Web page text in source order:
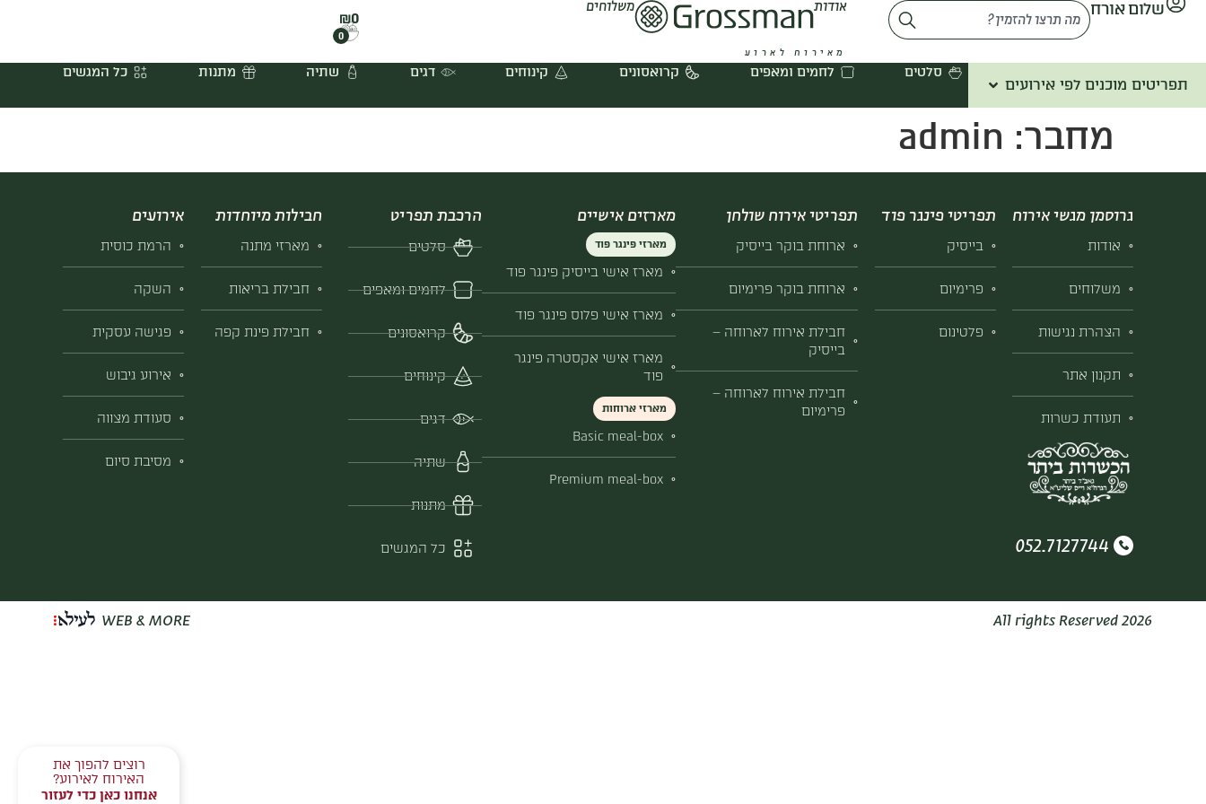
לתוכן שלום אורח אודות משלוחים
מאירוח לארוע
₪0
0
תפריטים מוכנים לפי אירועים
סלטים לחמים ומאפים קרואסונים קינוחים דגים שתיה מתנות כל המגשים
מחבר: admin
גרוסמן מגשי אירוח
אודות
משלוחים
הצהרת נגישות
תקנון אתר
תעודת כשרות
052.7127744
תפריטי פינגר פוד
בייסיק
פרימיום
פלטינום
תפריטי אירוח שולחן
ארוחת בוקר בייסיק
ארוחת בוקר פרימיום
חבילת אירוח לארוחה –
בייסיק
חבילת אירוח לארוחה –
פרימיום
מארזים אישיים
מארזי פינגר פוד
מארז אישי בייסיק פינגר פוד
מארז אישי פלוס פינגר פוד
מארז אישי אקסטרה פינגר
פוד
מארזי ארוחות
Basic meal-box
Premium meal-box
הרכבת תפריט
סלטים
לחמים ומאפים
קרואסונים
קינוחים
דגים
שתיה
מתנות
כל המגשים
חבילות מיוחדות
מארזי מתנה
חבילת בריאות
חבילת פינת קפה
אירועים
הרמת כוסית
השקה
פגישה עסקית
אירוע גיבוש
סעודת מצווה
מסיבת סיום
2026 All rights Reserved
WEB & MORE
רוצים להפוך את
האירוח לאירוע?
אנחנו כאן כדי לעזור